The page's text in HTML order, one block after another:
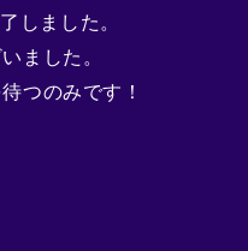
しました。
ました。
つのみです！